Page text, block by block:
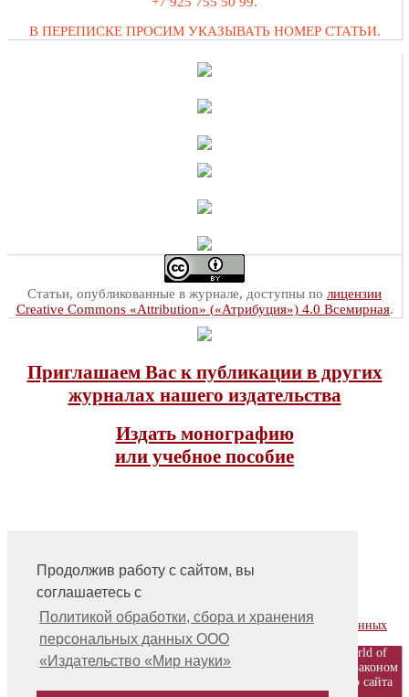
Продолжив работу с сайтом, вы
соглашаетесь с
Политикой обработки, сбора и хранения
персональных данных ООО
«Издательство «Мир науки»
В ПЕРЕПИСКЕ ПРОСИМ УКАЗЫВАТЬ НОМЕР СТАТЬИ.
Статьи, опубликованные в журнале, доступны по лицензии
Creative Commons «Attribution» («Атрибуция») 4.0 Всемирная.
Приглашаем Вас к публикации в других
журналах нашего издательства
Издать монографию
или учебное пособие
На главную
Контакты, учредитель, редакция
Политика обработки, сбора и хранения персональных данных
© ООО «Издательство «Мир науки» \ «Publishing company «World of
science», LLC Материалы, размещенные на сайте, охраняются Законом
о защите авторских прав. Публикация любых материалов этого сайта